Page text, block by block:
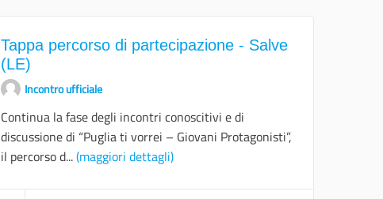
Tappa percorso di partecipazione - Salve
(LE)
Incontro ufficiale
Continua la fase degli incontri conoscitivi e di
discussione di “Puglia ti vorrei – Giovani Protagonisti”,
il percorso d...(maggiori dettagli)